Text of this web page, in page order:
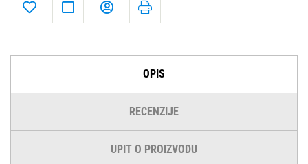
OPIS
RECENZIJE
UPIT O PROIZVODU